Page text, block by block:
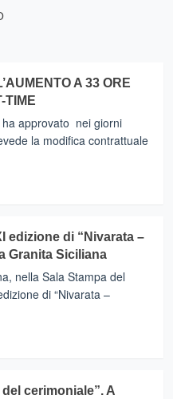
A 33 ORE
TIME
approvato nei giorni
la modifica contrattuale
edizione di “Nivarata –
Granita Siciliana
nella Sala Stampa del
di “Nivarata –
cerimoniale”. A